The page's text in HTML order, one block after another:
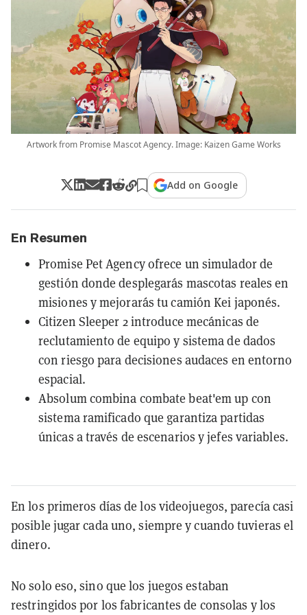
Artwork from Promise Mascot Agency. Image: Kaizen Game Works
Add on Google
En Resumen
Promise Pet Agency ofrece un simulador de
gestión donde desplegarás mascotas reales en
misiones y mejorarás tu camión Kei japonés.
Citizen Sleeper 2 introduce mecánicas de
reclutamiento de equipo y sistema de dados
con riesgo para decisiones audaces en entorno
espacial.
Absolum combina combate beat'em up con
sistema ramificado que garantiza partidas
únicas a través de escenarios y jefes variables.
En los primeros días de los videojuegos, parecía casi
posible jugar cada uno, siempre y cuando tuvieras el
dinero.
No solo eso, sino que los juegos estaban
restringidos por los fabricantes de consolas y los